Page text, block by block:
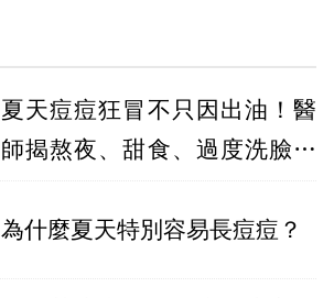
夏天痘痘狂冒不只因出油！醫
師揭熬夜、甜食、過度洗臉都
為什麼夏天特別容易長痘痘？